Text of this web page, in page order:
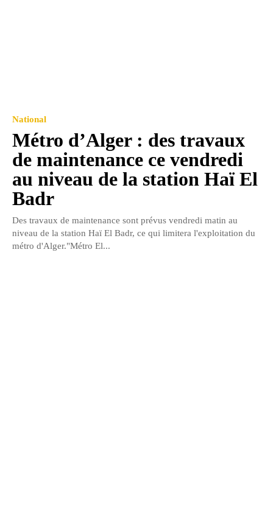
National
Métro d’Alger : des travaux
de maintenance ce vendredi
au niveau de la station Haï El
Badr
Des travaux de maintenance sont prévus vendredi matin au
niveau de la station Haï El Badr, ce qui limitera l'exploitation du
métro d'Alger."Métro El...